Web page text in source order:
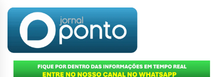
content
JORNAL